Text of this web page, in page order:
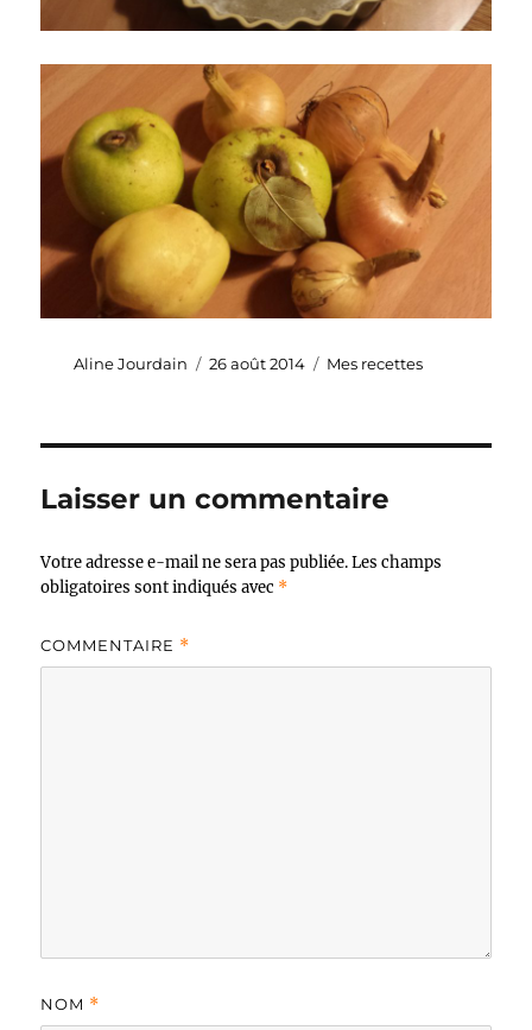
Auteur
Aline Jourdain
Publié
26 août 2014 Catégories
Mes recettes
Laisser un commentaire
Votre adresse e-mail ne sera pas publiée. Les champs
obligatoires sont indiqués avec *
COMMENTAIRE *
NOM *